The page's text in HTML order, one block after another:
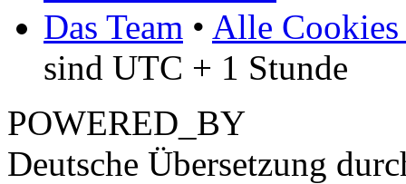
Das Team • Alle Cookies
sind UTC + 1 Stunde
POWERED_BY
Deutsche Übersetzung